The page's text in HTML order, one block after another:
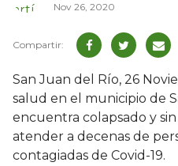
Nov 26, 2020
San Juan del Río, 26
salud en el municipio de
encuentra colapsado y
atender a decenas de
contagiadas de Covid-19.